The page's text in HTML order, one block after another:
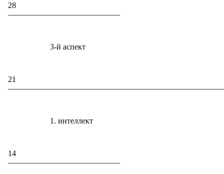
28
——————————————
3-й аспект
21
1. интеллект
14
——————————————